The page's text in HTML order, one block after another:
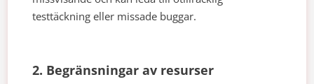
testtäckning eller missade buggar.
2. Begränsningar av resurser